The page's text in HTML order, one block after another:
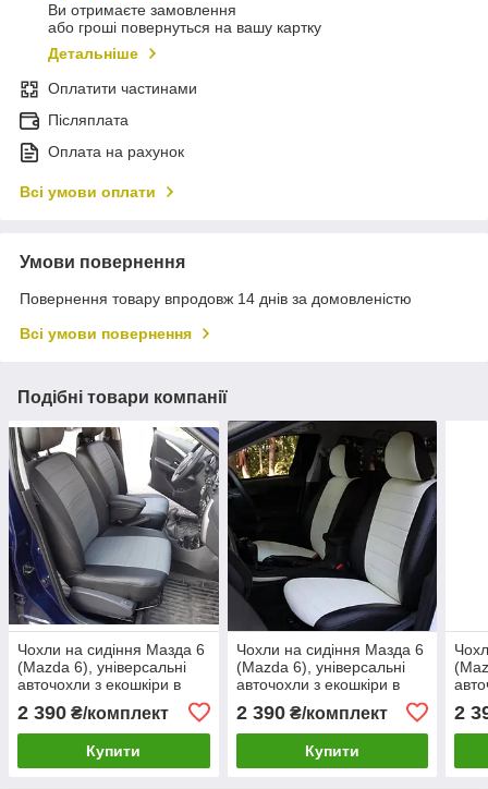
Ви отримаєте замовлення
або гроші повернуться на вашу картку
Детальніше
Оплатити частинами
Післяплата
Оплата на рахунок
Всі умови оплати
Умови повернення
Повернення товару впродовж 14 днів за домовленістю
Всі умови повернення
Подібні товари компанії
Чохли на сидіння Мазда 6
(Mazda 6), універсальні
авточохли з екошкіри в
2 390 ₴/комплект
Купити
Чохли на сидіння Мазда 6
(Mazda 6), універсальні
авточохли з екошкіри в
2 390₴/комплект
Купити
2